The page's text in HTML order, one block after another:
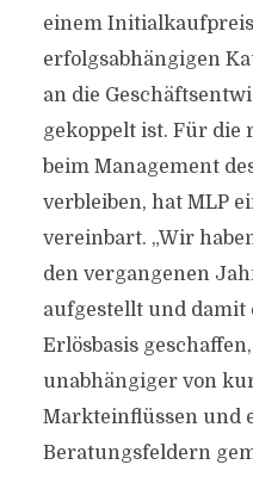
einem
erfolgsabhängigen
an die
gekoppelt ist. Für die
beim Management
verbleiben, hat MLP
vereinbart. „Wir
den vergangenen
aufgestellt und damit
Erlösbasis
unabhängiger von
Markteinflüssen und
Beratungsfeldern